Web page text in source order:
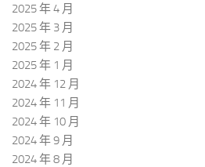
2025 年 4 月
2025 年 3 月
2025 年 2 月
2025 年 1 月
2024 年 12 月
2024 年 11 月
2024 年 10 月
2024 年 9 月
2024 年 8 月